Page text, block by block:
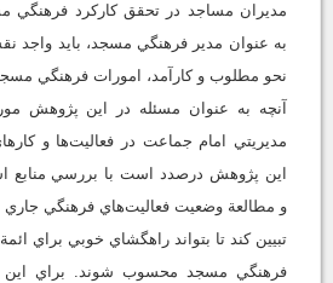
مديران مساجد در تحقق کارکرد
به‌ عنوان مدير فرهنگي مسجد، بايد واجد
نحو مطلوب و کارآمد، امورات فرهنگي مسجد
آنچه به ‌عنوان مسئله در اين پژوهش
مديريتي امام جماعت در فعاليت‌ها و
اين پژوهش درصدد است با بررسي منابع
و مطالعة وضعيت فعاليت‌هاي فرهنگي جاري
تبيين كند تا بتواند راهگشاي خوبي براي
فرهنگي مسجد محسوب شوند. براي